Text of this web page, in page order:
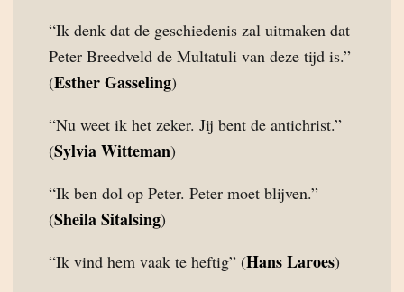
“Ik denk dat de geschiedenis zal uitmaken dat
Peter Breedveld de Multatuli van deze tijd is.”
(Esther Gasseling)
“Nu weet ik het zeker. Jij bent de antichrist.”
(Sylvia Witteman)
“Ik ben dol op Peter. Peter moet blijven.”
(Sheila Sitalsing)
“Ik vind hem vaak te heftig” (Hans Laroes)